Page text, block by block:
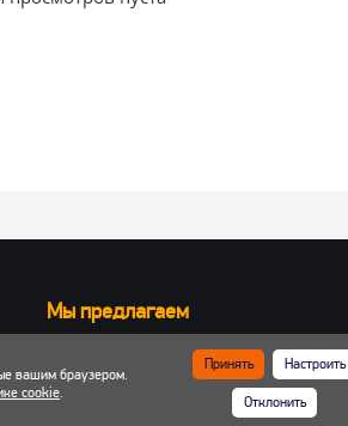
Мы предлагаем
Запчасти для вилочных погрузчиков
Запчасти для двигателей
Шины, колеса, диски
вашим браузером.
cookie.
Принять Настроить
Отклонить